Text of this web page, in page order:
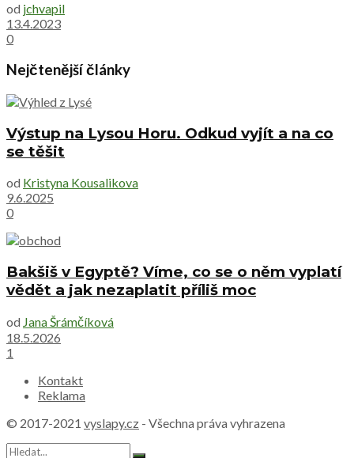
od jchvapil
13.4.2023
0
Nejčtenější články
Výstup na Lysou Horu. Odkud vyjít a na co
se těšit
od Kristyna Kousalikova
9.6.2025
0
Bakšiš v Egyptě? Víme, co se o něm vyplatí
vědět a jak nezaplatit příliš moc
od Jana Šrámčíková
18.5.2026
1
Kontakt
Reklama
© 2017-2021 vyslapy.cz - Všechna práva vyhrazena